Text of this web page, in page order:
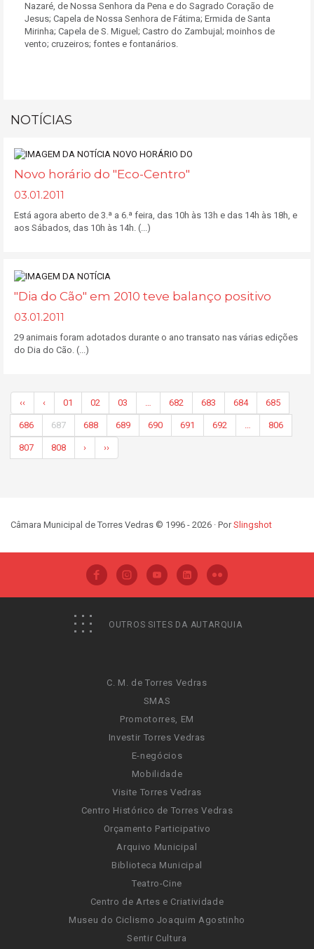
Nazaré, de Nossa Senhora da Pena e do Sagrado Coração de
Jesus; Capela de Nossa Senhora de Fátima; Ermida de Santa
Mirinha; Capela de S. Miguel; Castro do Zambujal; moinhos de
vento; cruzeiros; fontes e fontanários.
NOTÍCIAS
Novo horário do "Eco-Centro"
03.01.2011
Está agora aberto de 3.ª a 6.ª feira, das 10h às 13h e das 14h às 18h, e
aos Sábados, das 10h às 14h. (...)
"Dia do Cão" em 2010 teve balanço positivo
03.01.2011
29 animais foram adotados durante o ano transato nas várias edições
do Dia do Cão. (...)
‹‹ ‹ 01 02 03 682 683 684 685
686 687 688 689 690 691 692 806
807 808 › ››
Câmara Municipal de Torres Vedras © 1996 - 2026 · PorSlingshot
OUTROS SITES DA AUTARQUIA
C. M. de Torres Vedras
SMAS
Promotorres, EM
Investir Torres Vedras
E-negócios
Mobilidade
Visite Torres Vedras
Centro Histórico de Torres Vedras
Orçamento Participativo
Arquivo Municipal
Biblioteca Municipal
Teatro-Cine
Centro de Artes e Criatividade
Museu do Ciclismo Joaquim Agostinho
Sentir Cultura